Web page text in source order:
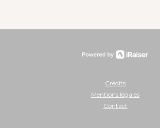
Crédits
Mentions légales
Contact